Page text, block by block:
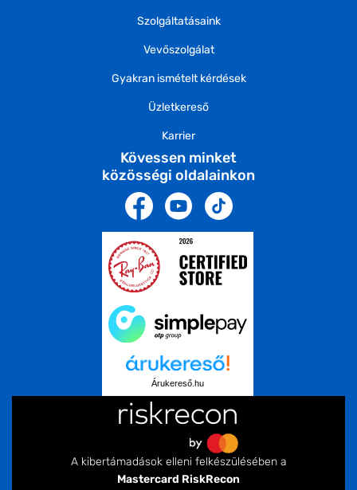
Szolgáltatásaink
Vevőszolgálat
Gyakran ismételt kérdések
Üzletkereső
Karrier
Kövessen minket
közösségi oldalainkon
Árukereső.hu
A kibertámadások elleni felkészülésében a
Mastercard RiskRecon